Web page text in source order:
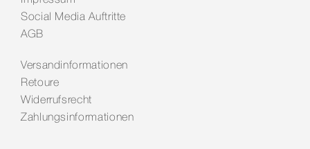
Social Media Auftritte
AGB
Versandinformationen
Retoure
Widerrufsrecht
Zahlungsinformationen